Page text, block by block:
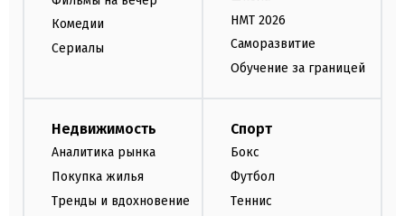
Комедии
Сериалы
НМТ 2026
Саморазвитие
Обучение за границей
Недвижимость
Аналитика рынка
Покупка жилья
Тренды и вдохновение
Спорт
Бокс
Футбол
Теннис